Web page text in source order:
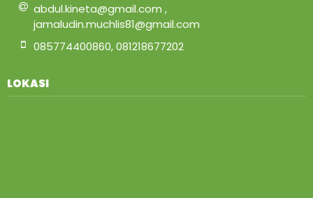
abdul.kineta@gmail.com ,
jamaludin.muchlis81@gmail.com
085774400860, 081218677202
LOKASI